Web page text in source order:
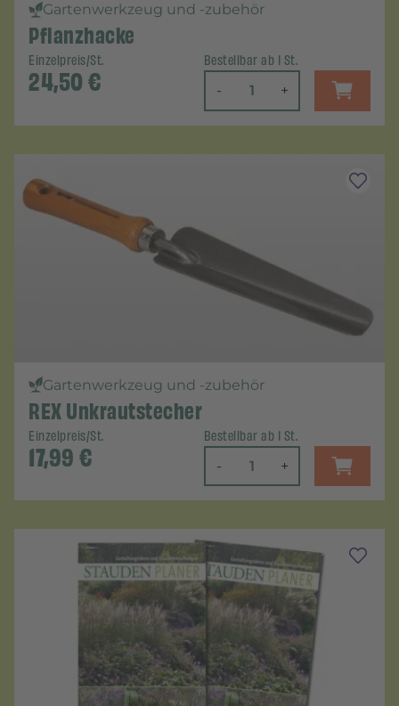
Gartenwerkzeug und -zubehör
Pflanzhacke
Einzelpreis/St.
24,50€
Bestellbar ab 1 St.
- +
Gartenwerkzeug und -zubehör
REX Unkrautstecher
Einzelpreis/St.
17,99€
Bestellbar ab 1 St.
- +